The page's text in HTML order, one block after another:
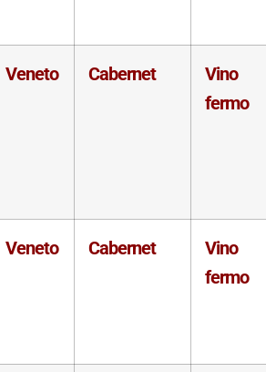
Veneto Cabernet
Vino
fermo
Veneto Cabernet
Vino
fermo